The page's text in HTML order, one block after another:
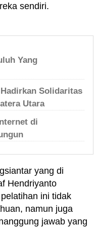
sendiri.
Yang
Solidaritas
Utara
di
yang di
Hendriyanto
ini tidak
namun juga
jawab yang